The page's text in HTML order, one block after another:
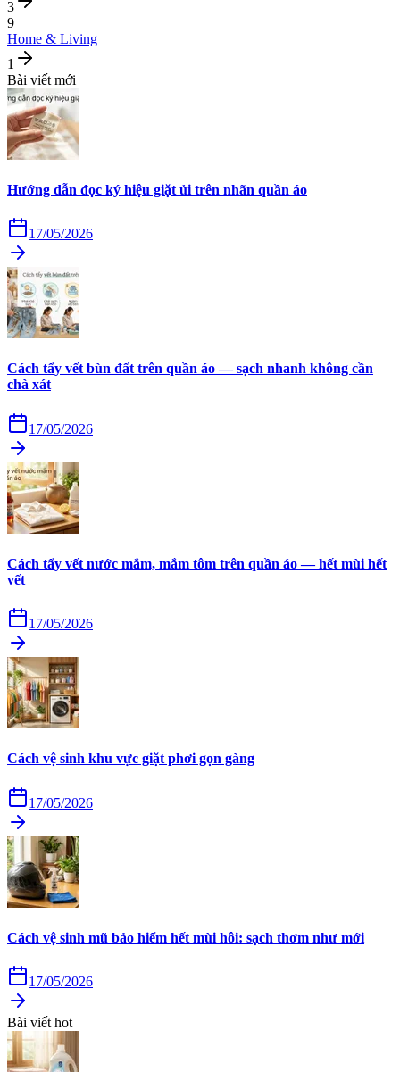
3
9
Home & Living
1
Bài viết mới
Hướng dẫn đọc ký hiệu giặt ủi trên nhãn quần áo
17/05/2026
Cách tẩy vết bùn đất trên quần áo — sạch nhanh không cần
chà xát
17/05/2026
Cách tẩy vết nước mắm, mắm tôm trên quần áo — hết mùi hết
vết
17/05/2026
Cách vệ sinh khu vực giặt phơi gọn gàng
17/05/2026
Cách vệ sinh mũ bảo hiểm hết mùi hôi: sạch thơm như mới
17/05/2026
Bài viết hot